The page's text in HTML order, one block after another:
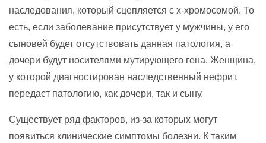
наследования, который сцепляется с x-хромосомой. То
есть, если заболевание присутствует у мужчины, у его
сыновей будет отсутствовать данная патология, а
дочери будут носителями мутирующего гена. Женщина,
у которой диагностирован наследственный нефрит,
передаст патологию, как дочери, так и сыну.
Существует ряд факторов, из-за которых могут
появиться клинические симптомы болезни. К таким